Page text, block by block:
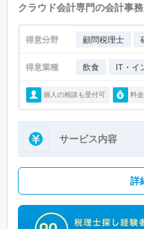
クラウド会計専門の会計事
得意分野 顧問税理士
得意業種 飲食 IT・イ
個人の相談も受付可 料
サービス内容
詳